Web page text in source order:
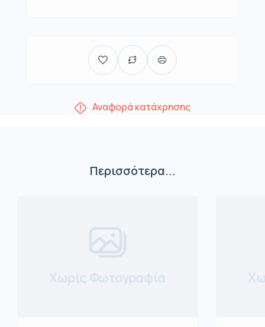
Αναφορά κατάχρησης
Περισσότερα...
Χωρίς Φωτογραφία